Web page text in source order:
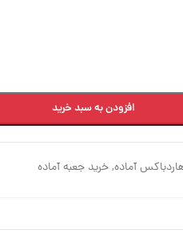
افزودن به سبد خرید
آماده,خرید جعبه آماده